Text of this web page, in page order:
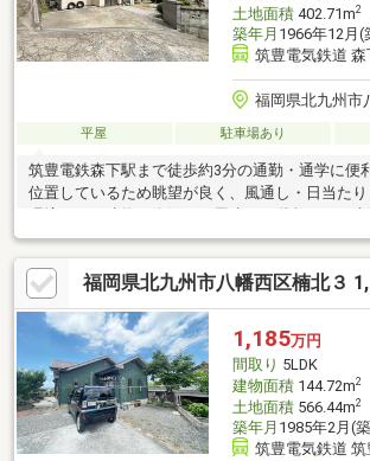
土地面積402.71m2
築年月 1966年12月(
筑豊電気鉄道
福岡県北九州市
平屋 駐車場あり
筑豊電鉄森下駅まで徒歩約3分の通勤・通学に便
位置しているため眺望が良く、風通し・日当たり
ルで長く住みやすい住まいです。敷地はゆとり
スペースではガーデニングや家庭菜園なども楽
学校まで徒歩約10分、穴生中学校まで徒歩約20
歩圏内。落ち着いた住宅地でゆったりとした暮
におすすめの物件です。【営業時間 10～18時
日、第２火曜日）この時間帯はお電話でのお問
ご案内できます。右下の「電話で問い合わせ」ボ
福岡県北九州市八幡西区楠北３
1,185万円
間取り 5LDK
建物面積144.72m2
土地面積566.44m2
築年月 1985年2月(
筑豊電気鉄道